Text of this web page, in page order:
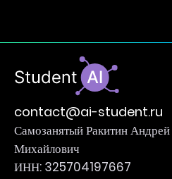
contact@ai-student.ru
Самозанятый Ракитин Андрей
Михайлович
ИНН: 325704197667